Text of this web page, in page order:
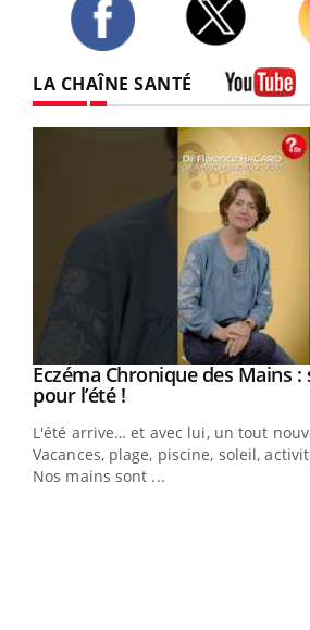
LA CHAÎNE SANTÉ
Youtube
Eczéma Chronique des Mains
pour l’été !Youtube
L'été arrive… et avec lui, un tout
Vacances, plage, piscine, soleil,
Nos mains sont ...